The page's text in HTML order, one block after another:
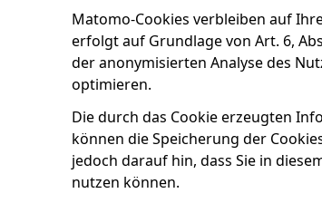
Matomo-Cookies verbleiben auf
erfolgt auf Grundlage von Art. 6,
der anonymisierten Analyse des
optimieren.
Die durch das Cookie erzeugten
können die Speicherung der
jedoch darauf hin, dass Sie in
nutzen können.